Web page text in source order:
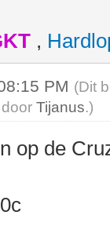
,
PM (Dit
doorTijanus.)
op de